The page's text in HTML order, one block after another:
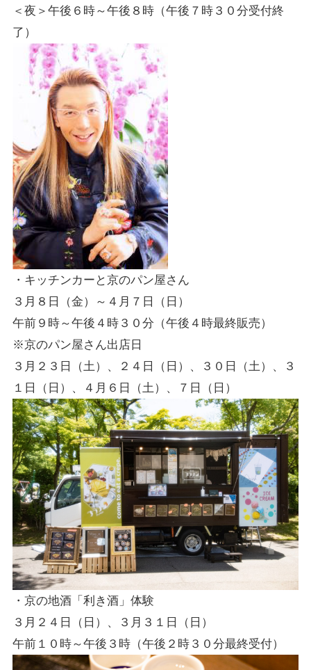
＜夜＞午後６時～午後８時（午後７時３０分受付終
了）
・キッチンカーと京のパン屋さん
３月８日（金）～４月７日（日）
午前９時～午後４時３０分（午後４時最終販売）
※京のパン屋さん出店日
３月２３日（土）、２４日（日）、３０日（土）、３
１日（日）、４月６日（土）、７日（日）
・京の地酒「利き酒」体験
３月２４日（日）、３月３１日（日）
午前１０時～午後３時（午後２時３０分最終受付）